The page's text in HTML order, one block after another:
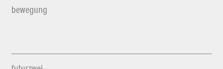
bewegung